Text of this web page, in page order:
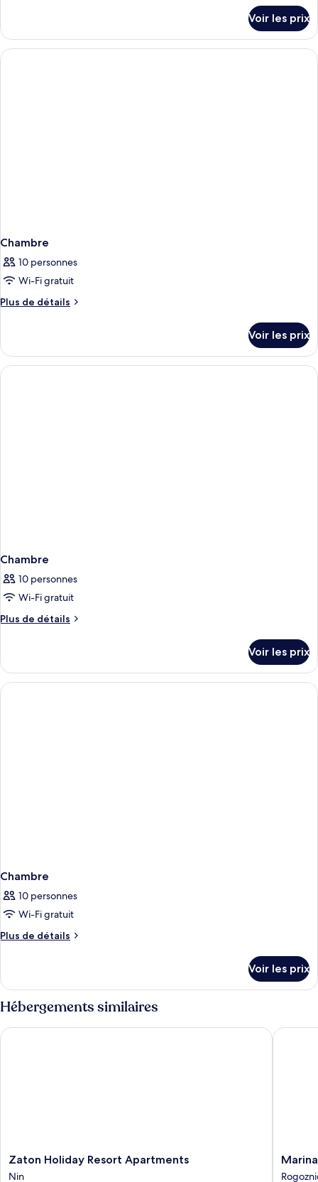
le
type
de
Voir les prix
Chambre
10 personnes
Wi-Fi gratuit
Plus de détails
Plus
le
type
de
Voir les prix
Chambre
10 personnes
Wi-Fi gratuit
Plus de détails
Plus
le
type
de
Voir les prix
Chambre
10 personnes
Wi-Fi gratuit
Plus de détails
Plus
le
type
de
Chambre
Voir les prix
Hébergements similaires
Zaton
Holiday
Zaton Holiday Resort Apartments
Nin
Zaton Holiday Resort Apartments
Marina
Frapa
Marina